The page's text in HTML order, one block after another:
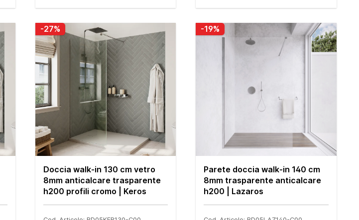
-27%
Doccia walk-in 130 cm vetro
8mm anticalcare trasparente
h200 profili cromo | Keros
-19%
Parete doccia walk-in 140 cm
8mm trasparente anticalcare
h200 | Lazaros